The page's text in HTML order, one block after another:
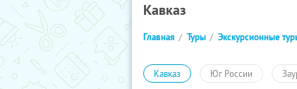
Кавказ
Главная Туры Экскурсионные
Кавказ Юг России